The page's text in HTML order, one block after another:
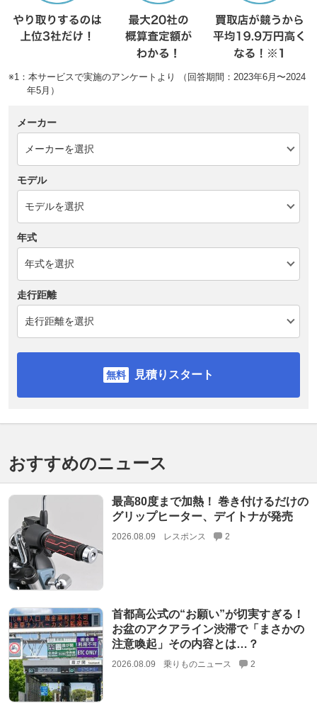
※1：本サービスで実施のアンケートより （回答期間：2023年6月〜2024
年5月）
メーカー
モデル
年式
走行距離
見積りスタート
おすすめのニュース
最高80度まで加熱！ 巻き付けるだけの
グリップヒーター、デイトナが発売
2026.08.09 レスポンス 2
首都高公式の“お願い”が切実すぎる！
お盆のアクアライン渋滞で「まさかの
注意喚起」その内容とは…？
2026.08.09 乗りものニュース 2